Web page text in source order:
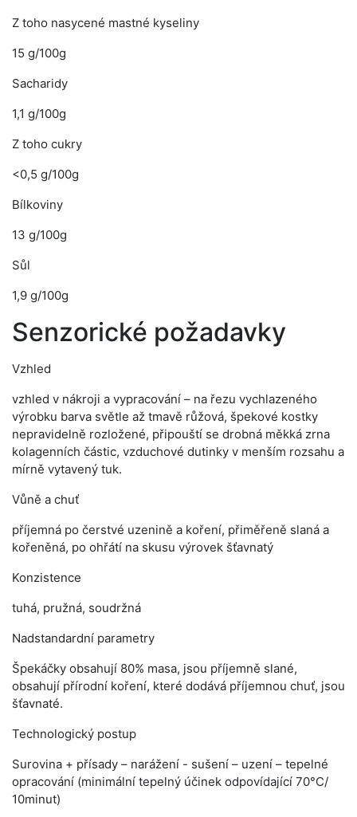
Z toho nasycené mastné kyseliny
15 g/100g
Sacharidy
1,1 g/100g
Z toho cukry
<0,5 g/100g
Bílkoviny
13 g/100g
Sůl
1,9 g/100g
Senzorické požadavky
Vzhled
vzhled v nákroji a vypracování – na řezu vychlazeného
výrobku barva světle až tmavě růžová, špekové kostky
nepravidelně rozložené, připouští se drobná měkká zrna
kolagenních částic, vzduchové dutinky v menším rozsahu a
mírně vytavený tuk.
Vůně a chuť
příjemná po čerstvé uzenině a koření, přiměřeně slaná a
kořeněná, po ohřátí na skusu výrovek šťavnatý
Konzistence
tuhá, pružná, soudržná
Nadstandardní parametry
Špekáčky obsahují 80% masa, jsou příjemně slané,
obsahují přírodní koření, které dodává příjemnou chuť, jsou
šťavnaté.
Technologický postup
Surovina + přísady – narážení - sušení – uzení – tepelné
opracování (minimální tepelný účinek odpovídající 70°C/
10minut)